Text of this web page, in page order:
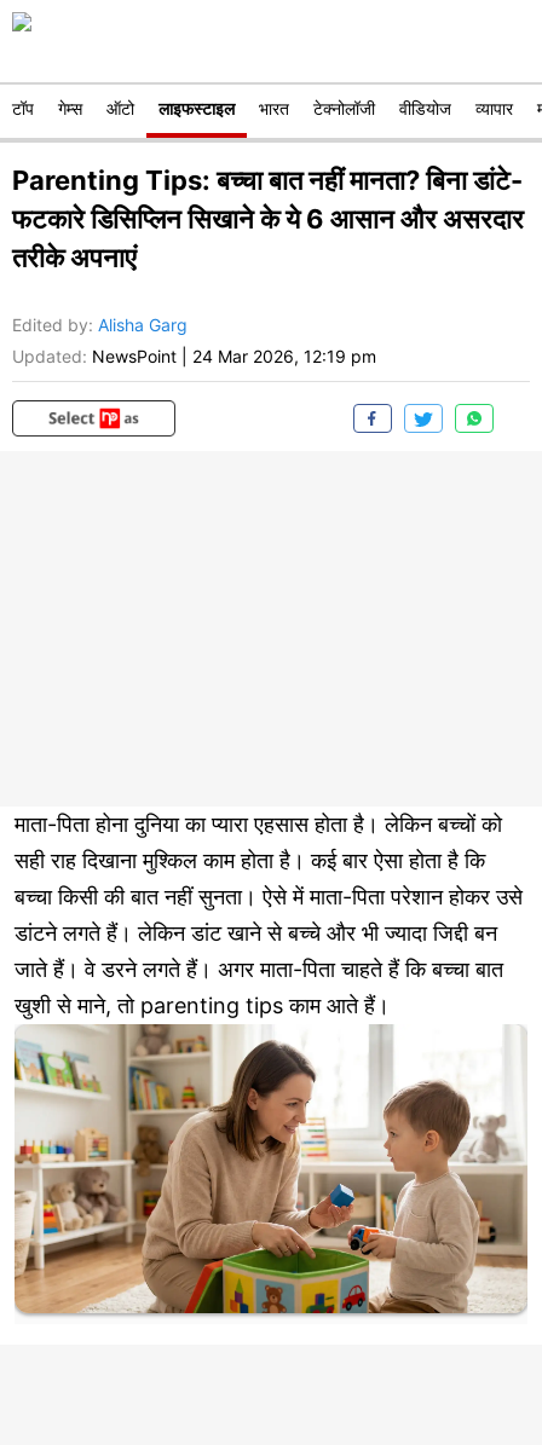
टॉप गेम्स ऑटो लाइफस्टाइल भारत टेक्नोलॉजी वीडियोज व्यापार
Parenting Tips: बच्चा बात नहीं मानता? बिना डांटे-
फटकारे डिसिप्लिन सिखाने के ये 6 आसान और असरदार
तरीके अपनाएं
Edited by: Alisha Garg
Updated: NewsPoint 24 Mar 2026, 12:19 pm
माता-पिता होना दुनिया का प्यारा एहसास होता है। लेकिन बच्चों को
सही राह दिखाना मुश्किल काम होता है। कई बार ऐसा होता है कि
बच्चा किसी की बात नहीं सुनता। ऐसे में माता-पिता परेशान होकर उसे
डांटने लगते हैं। लेकिन डांट खाने से बच्चे और भी ज्यादा जिद्दी बन
जाते हैं। वे डरने लगते हैं। अगर माता-पिता चाहते हैं कि बच्चा बात
खुशी से माने, तो parenting tips काम आते हैं।